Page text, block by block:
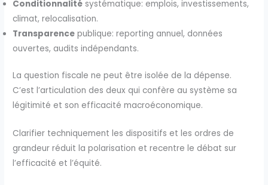
Conditionnalité systématique: emplois, investissements,
climat, relocalisation.
Transparence publique: reporting annuel, données
ouvertes, audits indépendants.
La question fiscale ne peut être isolée de la dépense.
C’est l’articulation des deux qui confère au système sa
légitimité et son efficacité macroéconomique.
Clarifier techniquement les dispositifs et les ordres de
grandeur réduit la polarisation et recentre le débat sur
l’efficacité et l’équité.